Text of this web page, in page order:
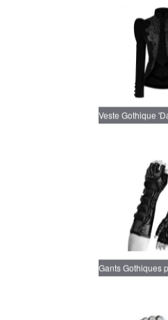
Veste Gothique
Gants Gothiques